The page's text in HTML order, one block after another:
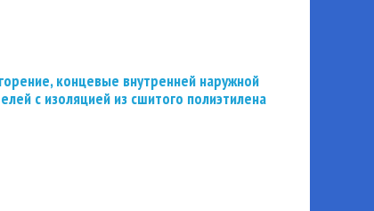
концевые внутренней наружной
с изоляцией из сшитого полиэтилена